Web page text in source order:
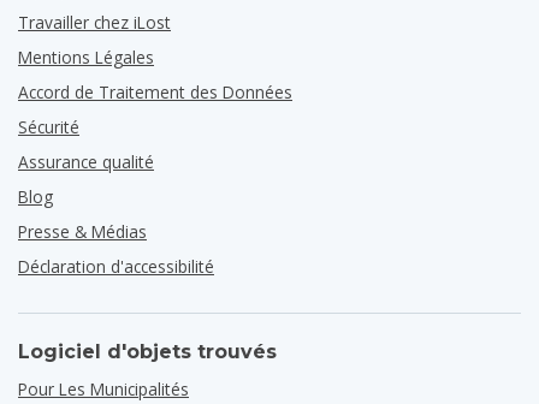
Travailler chez iLost
Mentions Légales
Accord de Traitement des Données
Sécurité
Assurance qualité
Blog
Presse & Médias
Déclaration d'accessibilité
Logiciel d'objets trouvés
Pour Les Municipalités